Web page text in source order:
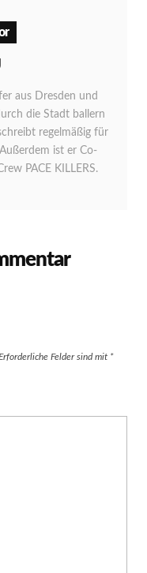
aus Dresden und
die Stadt ballern
regelmäßig für
ist er Co-
PACE KILLERS.
Felder sind mit *